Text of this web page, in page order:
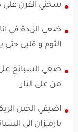
سخني الفرن على درجة
ضعي الزبدة في
الثوم و قلبي حتى
ضعي السبانخ على
من على النار.
بارميزان الى